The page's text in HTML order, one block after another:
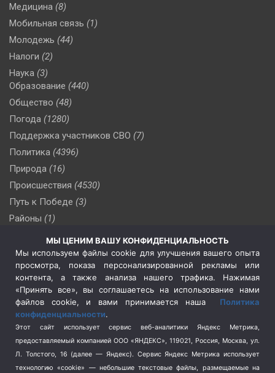
Медицина (8)
Мобильная связь (1)
Молодежь (44)
Налоги (2)
Наука (3)
Образование (440)
Общество (48)
Погода (1280)
Поддержка участников СВО (7)
Политика (4396)
Природа (16)
Происшествия (4530)
Путь к Победе (3)
Районы (1)
(510)
Сельское хозяйство (3)
Социальная политика
(3)
Спецоперация в Украине
Спецоперация на Украине
(404)
Спорт (740)
Терроризм (1)
Транспорт (262)
МЫ ЦЕНИМ ВАШУ КОНФИДЕНЦИАЛЬНОСТЬ
Мы используем файлы cookie для улучшения вашего опыта
просмотра, показа персонализированной рекламы или
контента, а также анализа нашего трафика. Нажимая
«Принять все», вы соглашаетесь на использование нами
файлов cookie, и вами принимается наша Политика
конфиденциальности.
Этот сайт использует сервис веб-аналитики Яндекс Метрика,
предоставляемый компанией ООО «ЯНДЕКС», 119021, Россия, Москва, ул.
Л. Толстого, 16 (далее — Яндекс). Сервис Яндекс Метрика использует
технологию «cookie» — небольшие текстовые файлы, размещаемые на